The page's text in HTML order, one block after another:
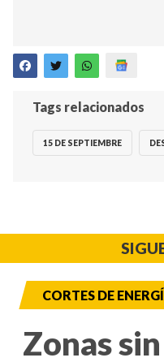
Tags relacionados
15 DE SEPTIEMBRE
CORTES DE
Zonas